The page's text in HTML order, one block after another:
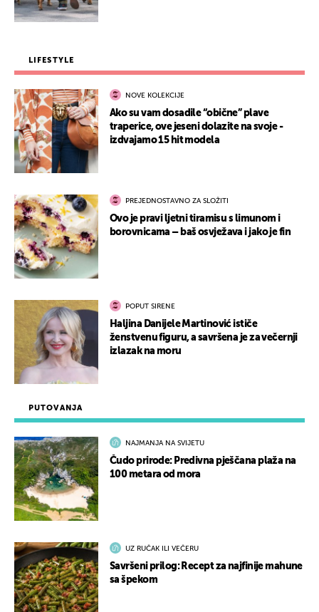
PUTOVANJA
NAJMANJA NA SVIJETU
Čudo prirode: Predivna pješčana plaža na
100 metara od mora
UZ RUČAK ILI VEČERU
Savršeni prilog: Recept za najfinije mahune
sa špekom
LIFESTYLE
NOVE KOLEKCIJE
Ako su vam dosadile “obične” plave
traperice, ove jeseni dolazite na svoje -
izdvajamo 15 hit modela
PREJEDNOSTAVNO ZA SLOŽITI
Ovo je pravi ljetni tiramisu s limunom i
borovnicama – baš osvježava i jako je fin
POPUT SIRENE
Haljina Danijele Martinović ističe
ženstvenu figuru, a savršena je za večernji
izlazak na moru